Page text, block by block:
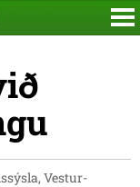
Vestur-